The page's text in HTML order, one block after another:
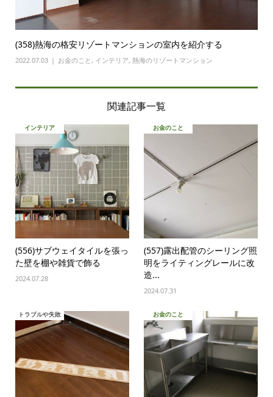
(358)熱海の格安リゾートマンションの室内を紹介する
2022.07.03 お金のこと, インテリア, 熱海のリゾートマンション
関連記事一覧
インテリア
(556)サブウェイタイルを張っ
た壁を棚や雑貨で飾る
2024.07.28
お金のこと
(557)露出配管のシーリング照
明をライティングレールに改
造...
2024.07.31
トラブルや失敗 お金のこと